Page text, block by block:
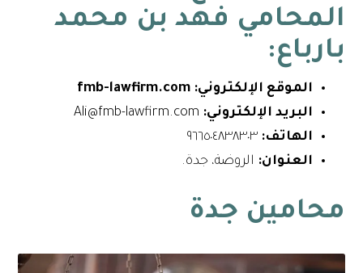
المحامي فهد بن محمد
بارباع:
الموقع الإلكتروني: fmb-lawfirm.com
البريد الإلكتروني: Ali@fmb-lawfirm.com
الهاتف: ٩٦٦٥٠٤٨٣٨٣٠٣
العنوان: الروضة، جدة.
محامين جدة